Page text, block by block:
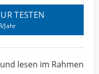
TESTEN
Jahr
lesen im Rahmen